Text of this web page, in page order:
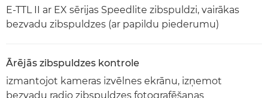
E-TTL II ar EX sērijas Speedlite zibspuldzi, vairākas
bezvadu zibspuldzes (ar papildu piederumu)
Ārējās zibspuldzes kontrole
izmantojot kameras izvēlnes ekrānu, izņemot
bezvadu radio zibspuldzes fotografēšanas